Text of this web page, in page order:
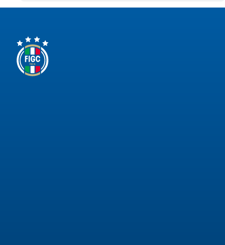
nazionali
Assicurazione